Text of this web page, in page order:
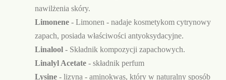
nawilżenia skóry.
Limonene - Limonen - nadaje kosmetykom cytrynowy
zapach, posiada właściwości antyoksydacyjne.
Linalool - Składnik kompozycji zapachowych.
Linalyl Acetate - składnik perfum
Lysine - lizyna - aminokwas, który w naturalny sposób